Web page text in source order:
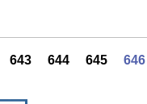
643 644 645 646